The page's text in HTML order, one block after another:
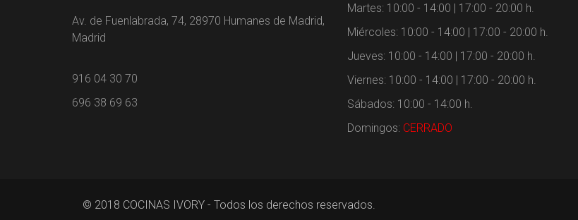
Av. de Fuenlabrada, 74, 28970 Humanes de Madrid,
Madrid
916 04 30 70
696 38 69 63
Martes: 10:00 - 14:00 | 17:00 - 20:00 h.
Miércoles: 10:00 - 14:00 | 17:00 - 20:00 h.
Jueves: 10:00 - 14:00 | 17:00 - 20:00 h.
Viernes: 10:00 - 14:00 | 17:00 - 20:00 h.
Sábados: 10:00 - 14:00 h.
Domingos: CERRADO
© 2018 COCINAS IVORY - Todos los derechos reservados.